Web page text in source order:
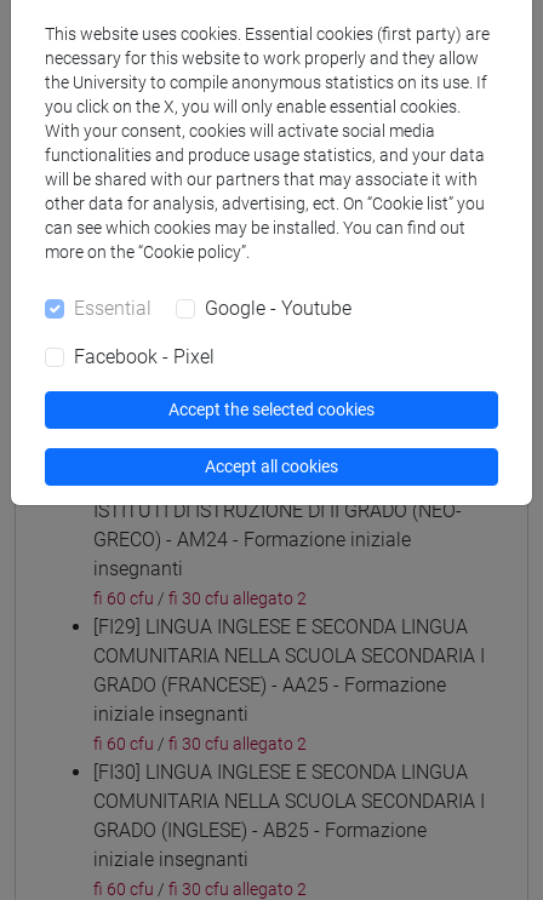
insegnanti
fi 60 cfu/ fi 30 cfu allegato 2
[FI25] LINGUE E CULTURE STRANIERE NEGLI
ISTITUTI DI ISTRUZIONE DI II GRADO
(PORTOGHESE) - AN24 - Formazione iniziale
insegnanti
fi 60 cfu /fi 30 cfu allegato 2
[FI26] LINGUA E CULTURA STRANIERA
insegnanti
[FI27] LINGUA E CULTURA STRANIERA
(ARABO) - AL24 - Formazione iniziale
insegnanti
fi 60 cfu/fi 30 cfu allegato 2
[FI28] LINGUE E CULTURE STRANIERE NEGLI
ISTITUTI DI ISTRUZIONE DI II GRADO (NEO-
GRECO) - AM24 - Formazione iniziale
insegnanti
fi 60 cfu / fi 30 cfu allegato 2
[FI29] LINGUA INGLESE E SECONDA LINGUA
COMUNITARIA NELLA SCUOLA SECONDARIA I
GRADO (FRANCESE) - AA25 - Formazione
iniziale insegnanti
fi 60 cfu / fi 30 cfu allegato 2
[FI30] LINGUA INGLESE E SECONDA LINGUA
COMUNITARIA NELLA SCUOLA SECONDARIA I
GRADO (INGLESE) - AB25 - Formazione
iniziale insegnanti
fi 60 cfu / fi 30 cfu allegato 2
This website uses cookies. Essential cookies (first party) are
necessary for this website to work properly and they allow
the University to compile anonymous statistics on its use. If
you click on the X, you will only enable essential cookies.
With your consent, cookies will activate social media
functionalities and produce usage statistics, and your data
will be shared with our partners that may associate it with
other data for analysis, advertising, ect. On “Cookie list” you
can see which cookies may be installed. You can find out
more on the “Cookie policy”.
Essential Google - Youtube
Facebook - Pixel
Accept the selected cookies
Accept all cookies